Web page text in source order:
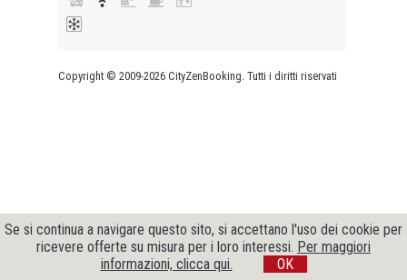
Copyright © 2009-2026 CityZenBooking. Tutti i diritti riservati
Se si continua a navigare questo sito, si accettano l'uso dei cookie per
ricevere offerte su misura per i loro interessi. Per maggiori
informazioni, clicca qui.
OK